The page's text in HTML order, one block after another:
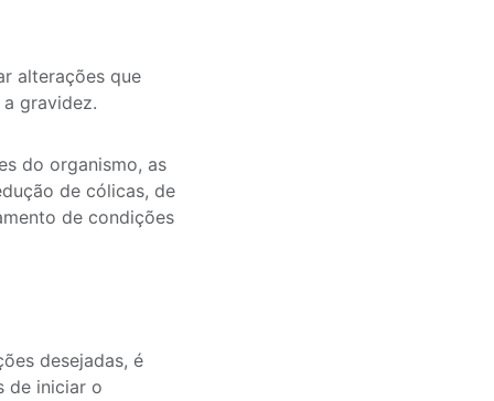
alterações que
gravidez.
do organismo, as
de cólicas, de
de condições
desejadas, é
de iniciar o